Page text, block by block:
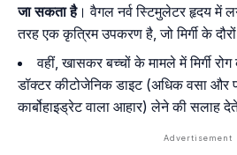
जा सकता है। वैगल नर्व स्टिमुलेटर हृदय में
तरह एक कृत्रिम उपकरण है, जो मिर्गी के
वहीं, खासकर बच्चों के मामले में मिर्गी
डॉक्टर कीटोजेनिक डाइट (अधिक वसा और
कार्बोहाइड्रेट वाला आहार) लेने की सलाह